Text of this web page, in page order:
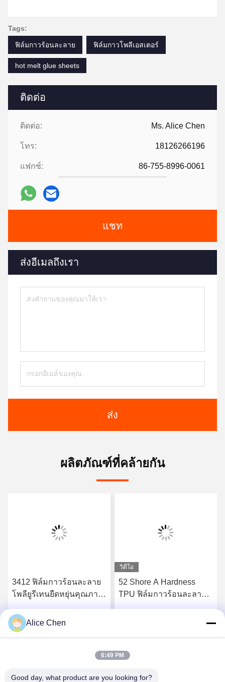
ติดต่อ
ติดต่อ: Ms. Alice Chen
โทร: 18126266196
แฟกซ์: 86-755-8996-0061
แชท
ส่งอีเมลถึงเรา
ส่ง
Tags:
ฟิล์มกาวร้อนละลาย ฟิล์มกาวโพลีเอสเตอร์
hot melt glue sheets
ผลิตภัณฑ์ที่คล้ายกัน
3412 ฟิล์มกาวร้อนละลาย
โพลียูรีเทนยืดหยุ่นคุณภาพ
วิดีโอ
52 Shore A Hardness
TPU ฟิล์มกาวร้อนละลาย
Alice Chen
6:49 PM
Good day, what product are you looking for?